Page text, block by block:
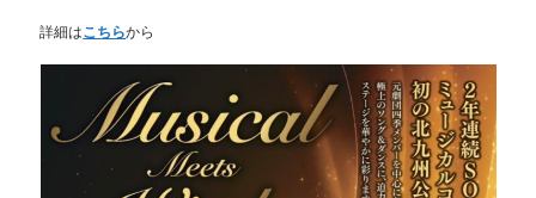
詳細はこちらから